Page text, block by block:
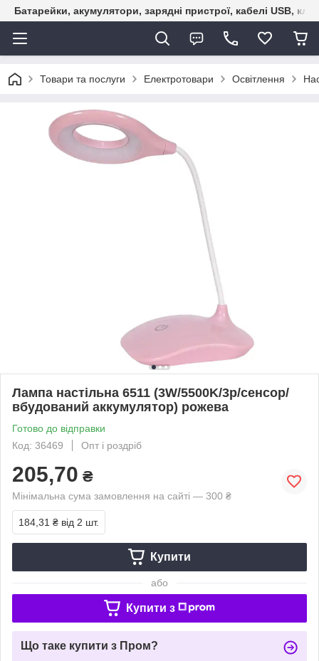
Батарейки, акумулятори, зарядні пристрої, кабелі USB,
Товари та послуги Електротовари Освітлення
Лампа настільна 6511 (3W/5500K/3р/сенсор/
вбудований аккумулятор) рожева
Готово до відправки
Код: 36469
Опт і роздріб
205,70 ₴
Мінімальна сума замовлення на сайті — 300 ₴
184,31 ₴ від 2 шт.
Купити
або
Купити з
Що таке купити з Пром?